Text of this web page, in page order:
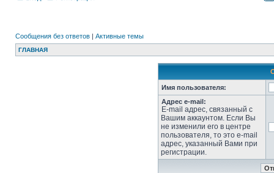
Сообщения без ответов | Активные темы
ГЛАВНАЯ
Имя пользователя:
Адрес e-mail:
E-mail адрес, связанный с
Вашим аккаунтом. Если Вы
не изменили его в центре
пользователя, то это e-mail
адрес, указанный Вами при
регистрации.